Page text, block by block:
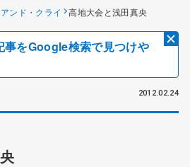
ンド・クライ 高地大会と浅田真央
をGoogle検索で見つけや
2012.02.24